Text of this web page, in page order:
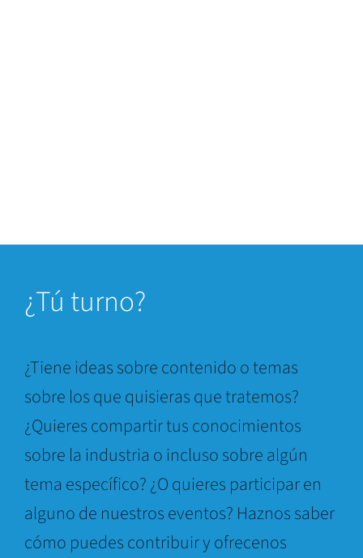
¿Tú turno?
¿Tiene ideas sobre contenido o temas
sobre los que quisieras que tratemos?
¿Quieres compartir tus conocimientos
sobre la industria o incluso sobre algún
tema específico? ¿O quieres participar en
alguno de nuestros eventos? Haznos saber
cómo puedes contribuir y ofrecenos